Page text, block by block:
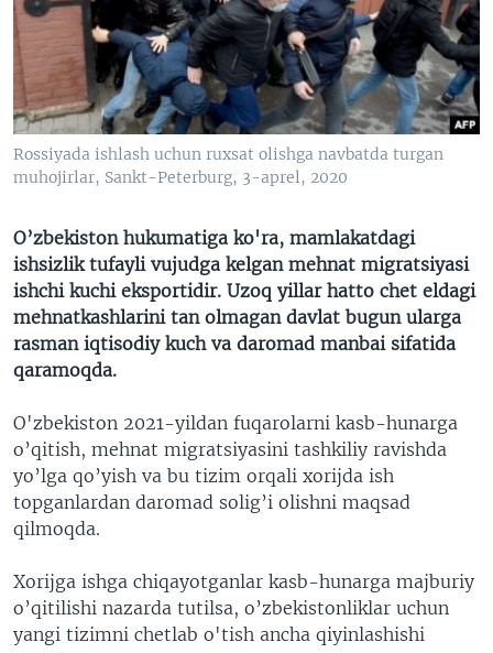
VIDEO
XABARLAR SURATLARDA
ODNOKLASSNIKI
TELEGRAM
TWITTER
SOUNDCLOUD
VOA
Rossiyada ishlash uchun ruxsat olishga navbatda turgan
muhojirlar, Sankt-Peterburg, 3-aprel, 2020
O’zbekiston hukumatiga ko'ra, mamlakatdagi
ishsizlik tufayli vujudga kelgan mehnat migratsiyasi
ishchi kuchi eksportidir. Uzoq yillar hatto chet eldagi
mehnatkashlarini tan olmagan davlat bugun ularga
rasman iqtisodiy kuch va daromad manbai sifatida
qaramoqda.
O'zbekiston 2021-yildan fuqarolarni kasb-hunarga
o’qitish, mehnat migratsiyasini tashkiliy ravishda
yo’lga qo’yish va bu tizim orqali xorijda ish
topganlardan daromad solig’i olishni maqsad
qilmoqda.
Xorijga ishga chiqayotganlar kasb-hunarga majburiy
o’qitilishi nazarda tutilsa, o’zbekistonliklar uchun
yangi tizimni chetlab o'tish ancha qiyinlashishi